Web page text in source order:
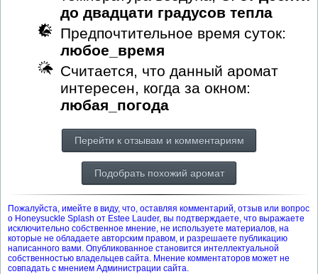
до двадцати градусов тепла
Предпочтительное время суток:
любое_время
Считается, что данный аромат
интересен, когда за окном:
любая_погода
Перейти к отзывам и комментариям
Подобрать похожий аромат
Пожалуйста, имейте в виду, что, оставляя комментарий, отзыв или вопрос
о Honeysuckle Splash от Estee Lauder, вы подтверждаете, что выражаете
исключительно собственное мнение, не используете материалов, на
которые не обладаете авторским правом, и разрешаете публикацию
написанного вами. Опубликованное становится интеллектуальной
собственностью владельцев сайта. Мнение комментаторов может не
совпадать с мнением Администрации сайта.